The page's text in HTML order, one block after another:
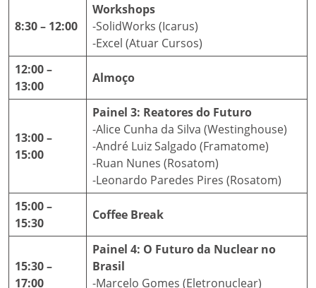
8:30 – 12:00
Workshops
-SolidWorks (Icarus)
-Excel (Atuar Cursos)
12:00 –
13:00
Almoço
13:00 –
15:00
Painel 3: Reatores do Futuro
-Alice Cunha da Silva (Westinghouse)
-André Luiz Salgado (Framatome)
-Ruan Nunes (Rosatom)
-Leonardo Paredes Pires (Rosatom)
15:00 –
15:30
Coffee Break
15:30 –
17:00
Painel 4: O Futuro da Nuclear no
Brasil
-Marcelo Gomes (Eletronuclear)